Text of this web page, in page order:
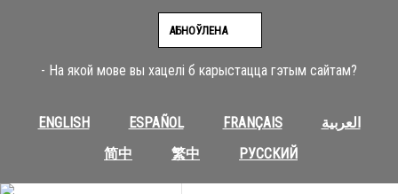
- На якой мове вы хацелі б карыстацца гэтым сайтам?
ENGLISH ESPAÑOL FRANÇAIS
العربية
简中
繁中 РУССКИЙ
АБНОЎЛЕНА